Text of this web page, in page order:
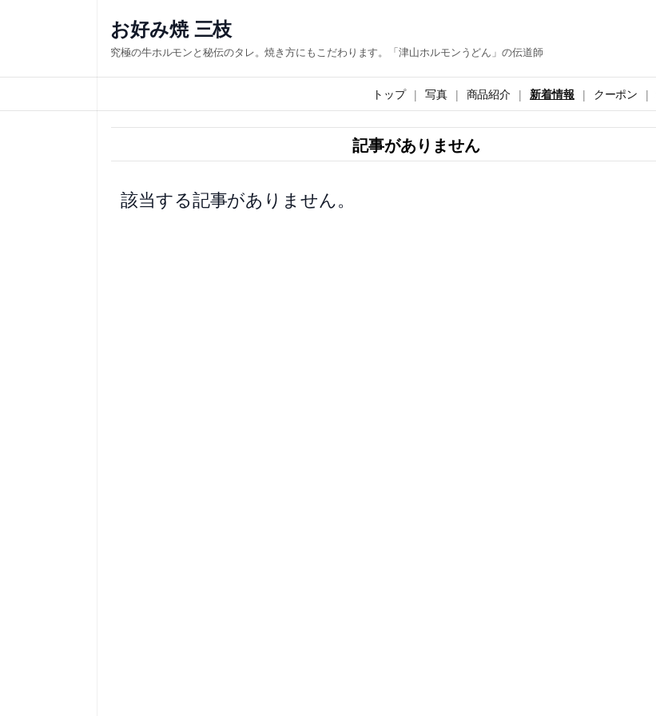
ス
キ
お好み焼 三枝
究極の牛ホルモンと秘伝のタレ。焼き方にもこだわります。「津山ホルモンうどん」の伝道師
トップ 写真 商品紹介 新着情報 クーポン
記事がありません
該当する記事がありません。